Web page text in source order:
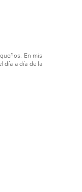
En mis
día a día de la